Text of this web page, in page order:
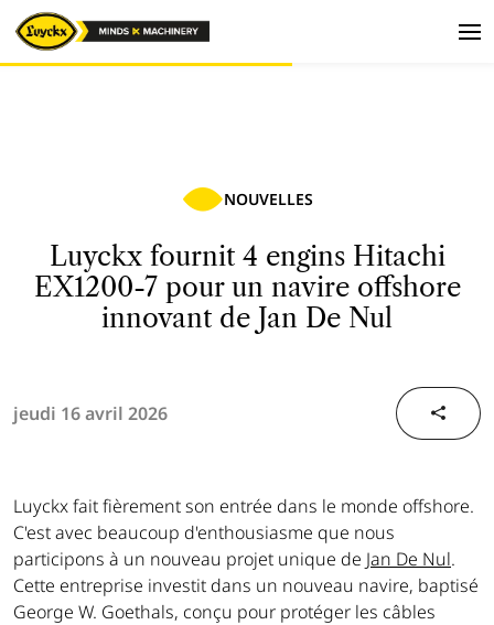
NOUVELLES
Luyckx fournit 4 engins Hitachi
EX1200-7 pour un navire offshore
innovant de Jan De Nul
jeudi 16 avril 2026
Luyckx fait fièrement son entrée dans le monde offshore.
C'est avec beaucoup d'enthousiasme que nous
participons à un nouveau projet unique de Jan De Nul.
Cette entreprise investit dans un nouveau navire, baptisé
George W. Goethals, conçu pour protéger les câbles